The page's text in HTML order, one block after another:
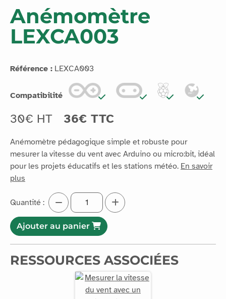
Anémomètre
LEXCA003
Référence : LEXCA003
Compatibilité
30€ HT 36€ TTC
Anémomètre pédagogique simple et robuste pour
mesurer la vitesse du vent avec Arduino ou micro:bit, idéal
pour les projets éducatifs et les stations météo. En savoir
plus
Quantité :
Ajouter au panier
RESSOURCES ASSOCIÉES